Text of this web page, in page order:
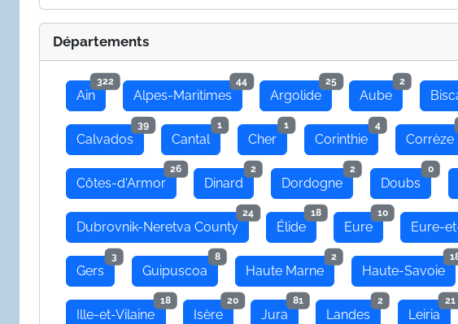
Départements
Ain
322
Alpes-Maritimes
44
Argolide
25
Aube
2
Calvados
39
Cantal
1
Cher
1
Corinthie
4
Corrèze
Côtes-d'Armor
26
Dinard
2
Dordogne
2
Doubs
0
Dubrovnik-Neretva County
24
Élide
18
Eure
10
Eure-
Gers
3
Guipuscoa
8
Haute Marne
2
Haute-Savoie
Ille-et-Vilaine
18
Isère
20
Jura
81
Landes
2
Leiria
21